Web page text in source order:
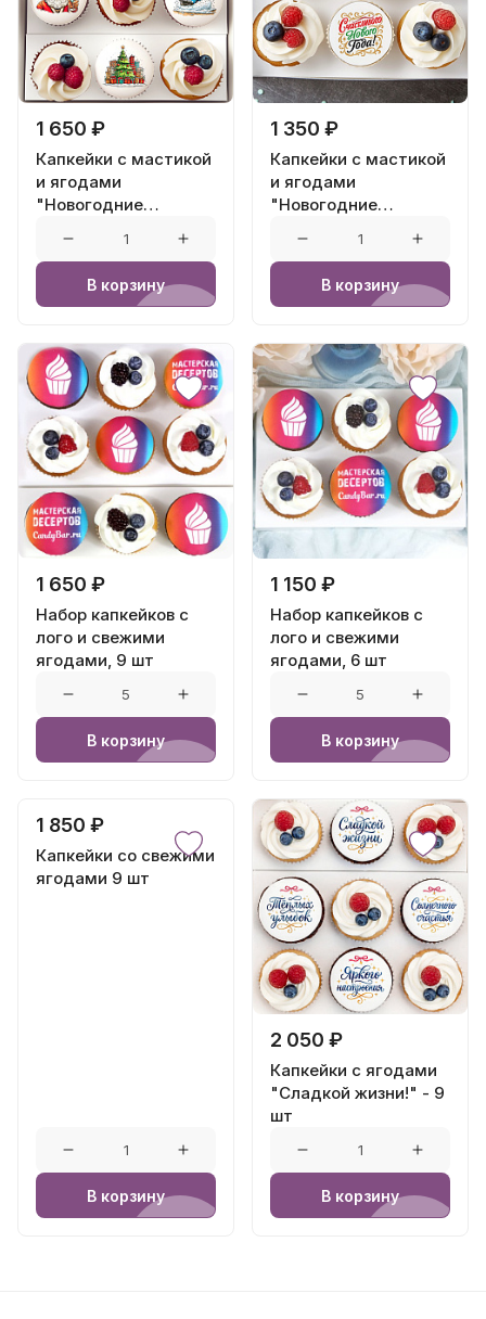
1 650 ₽
Капкейки с мастикой
и ягодами
"Новогодние
В корзину
1 350 ₽
Капкейки с мастикой
и ягодами
"Новогодние
В корзину
1 650 ₽
Набор капкейков с
лого и свежими
ягодами, 9 шт
В корзину
1 150 ₽
Набор капкейков с
лого и свежими
ягодами, 6 шт
В корзину
1 850 ₽
Капкейки со свежими
ягодами 9 шт
В корзину
2 050 ₽
Капкейки с ягодами
"Сладкой жизни!" - 9
шт
В корзину